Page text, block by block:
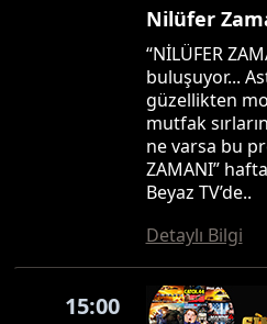
Nilüfer
“NİLÜFER
buluşuyor...
güzellikten
mutfak
ne varsa bu
ZAMANI”
Beyaz TV’de..
Detaylı Bilgi
15:00